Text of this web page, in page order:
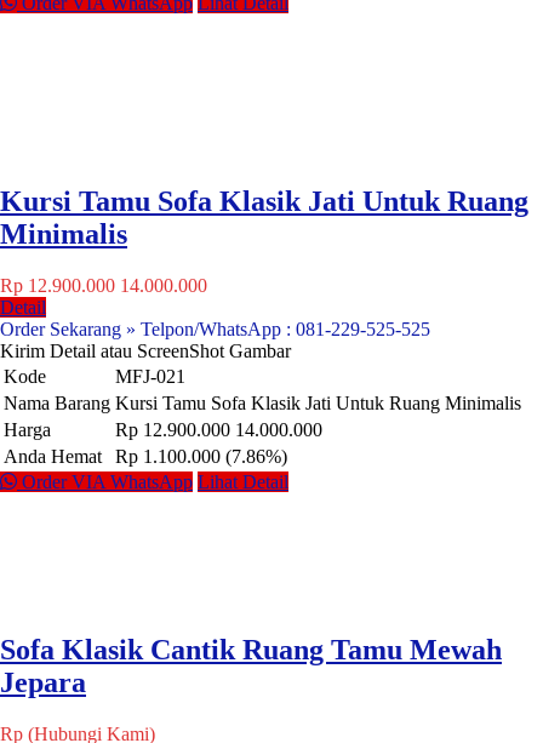
Kursi Tamu Sofa Klasik Jati Untuk Ruang
Minimalis
Rp 12.900.000 14.000.000
Detail
Order Sekarang » Telpon/WhatsApp : 081-229-525-525
Kirim Detail atau ScreenShot Gambar
Kode
MFJ-021
Nama Barang Kursi Tamu Sofa Klasik Jati Untuk Ruang Minimalis
Harga
Rp 12.900.000 14.000.000
Anda Hemat
Rp 1.100.000 (7.86%)
Order VIA WhatsApp Lihat Detail
Sofa Klasik Cantik Ruang Tamu Mewah
Jepara
Rp (Hubungi Kami)